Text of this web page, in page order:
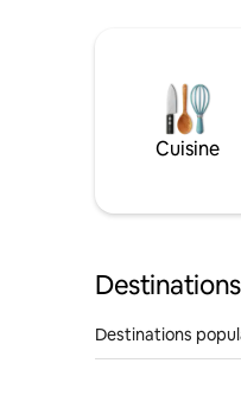
Cuisine
Destinations